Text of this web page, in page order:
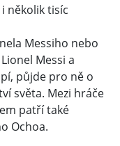
několik tisíc
Messiho nebo
Messi a
půjde pro ně o
světa. Mezi hráče
patří také
Ochoa.